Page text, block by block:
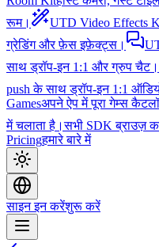
रूम।
UTD Video Effects
ग्रेडिंग और फ़ेस इफ़ेक्ट्स।
साथ ड्रॉप-इन 1:1 और ग्रुप चैट।
push के साथ ड्रॉप-इन 1:1
Gamesअपने ऐप में पूरा गेम्स
में चलाता है।सभी SDK ब्राउज़
Pricingहमारे बारे में
साइन इन करेंशुरू करें